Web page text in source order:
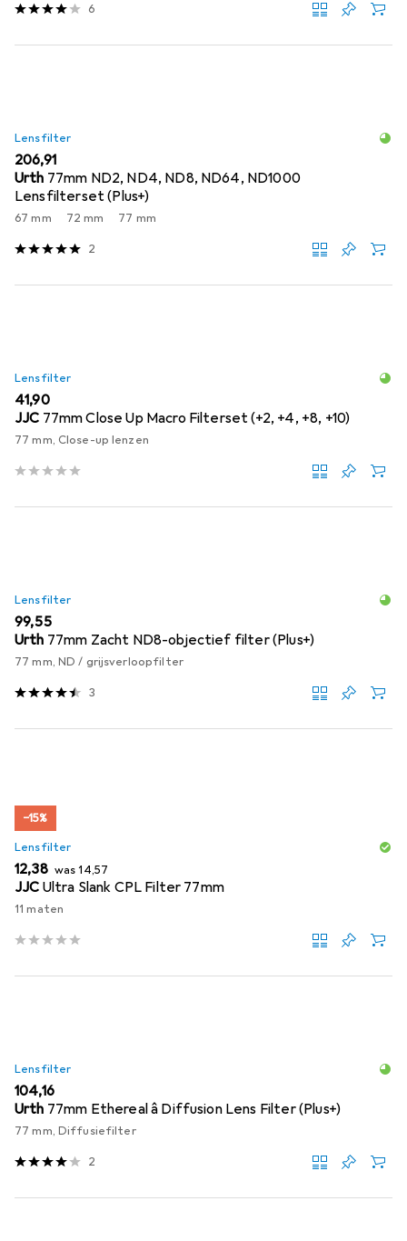
6
Lensfilter
EUR
206,91
Urth 77mm ND2, ND4, ND8, ND64, ND1000
Lensfilterset (Plus+)
67 mm 72 mm 77 mm
2
Lensfilter
EUR
41,90
JJC 77mm Close Up Macro Filterset (+2, +4, +8, +10)
77 mm, Close-up lenzen
Lensfilter
EUR
99,55
Urth 77mm Zacht ND8-objectief filter (Plus+)
77 mm, ND / grijsverloopfilter
3
−15%
Lensfilter
EUR
12,38 wasEUR
14,57
JJC Ultra Slank CPL Filter 77mm
11 maten
Lensfilter
EUR
104,16
Urth 77mm Ethereal â Diffusion Lens Filter (Plus+)
77 mm, Diffusiefilter
2